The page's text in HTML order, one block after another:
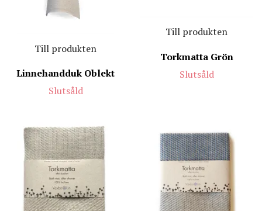
Till produkten
Linnehandduk Oblekt
Slutsåld
Till produkten
Torkmatta Grön
Slutsåld